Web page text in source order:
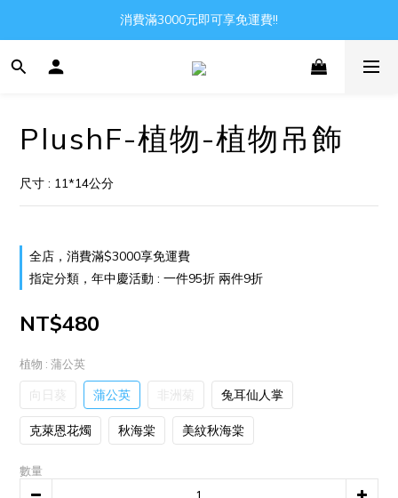
Gather all the joys in the world
消費滿3000元即可享免運費!!
Gather all the joys in the world
PlushF-植物-植物吊飾
尺寸 : 11*14公分
全店，消費滿$3000享免運費
指定分類，年中慶活動 : 一件95折 兩件9折
NT$480
植物 : 蒲公英
向日葵 蒲公英 非洲菊 兔耳仙人掌
克萊恩花燭 秋海棠 美紋秋海棠
數量